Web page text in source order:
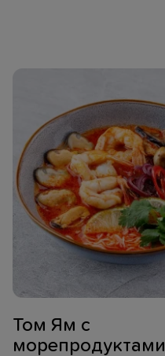
Том Ям с
морепродуктами